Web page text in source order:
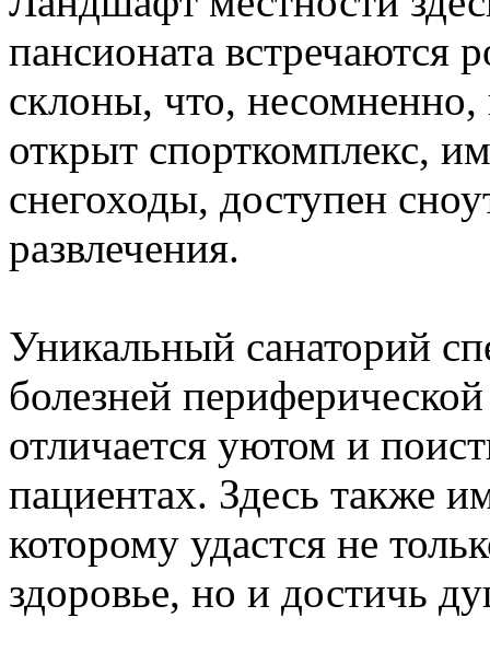
пансионата
склоны, что, несомненно,
открыт спорткомплекс,
снегоходы, доступен
развлечения.
Уникальный санаторий
болезней
отличается уютом и
пациентах. Здесь также
которому удастся не
здоровье, но и достичь